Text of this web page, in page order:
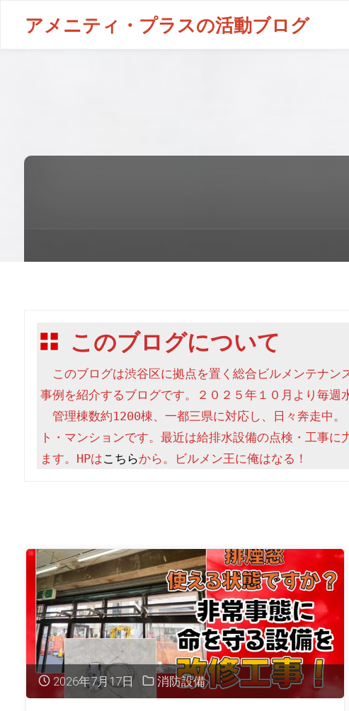
アメニティ・プラスの活動ブログ
このブログについて
このブログは渋谷区に拠点を置く総合ビルメンテナン
事例を紹介するブログです。２０２５年１０月より毎週
管理棟数約1200棟、一都三県に対応し、日々奔走中
ト・マンションです。最近は給排水設備の点検・工事
ます。HPはこちらから。ビルメン王に俺はなる！
2026年7月17日 消防設備